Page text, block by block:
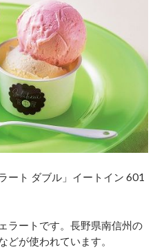
ート ダブル」イートイン 601
ラートです。長野県南信州の
どが使われています。